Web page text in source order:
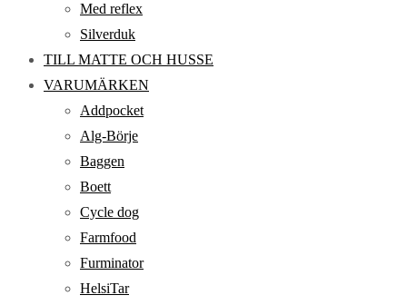
Med reflex
Silverduk
TILL MATTE OCH HUSSE
VARUMÄRKEN
Addpocket
Alg-Börje
Baggen
Boett
Cycle dog
Farmfood
Furminator
HelsiTar